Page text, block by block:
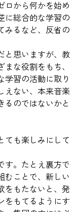
ロから何かを始め
に総合的な学習の
みるなど、反省の
と思いますが、教
な役割をもち、
学習の活動に取り
えない、本来音楽
るのではないかと
ても楽しみにして
す。たとえ裏方で
むことで、新しい
をもたないと、発
をもてるようにす